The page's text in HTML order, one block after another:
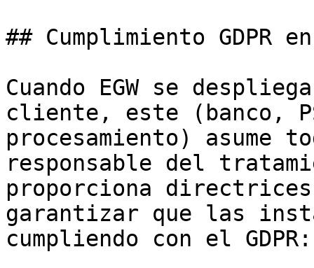
## Cumplimiento GDPR
Cuando EGW se
cliente, este (banco,
procesamiento) asume
responsable del
proporciona
garantizar que las
cumpliendo con el GDPR: